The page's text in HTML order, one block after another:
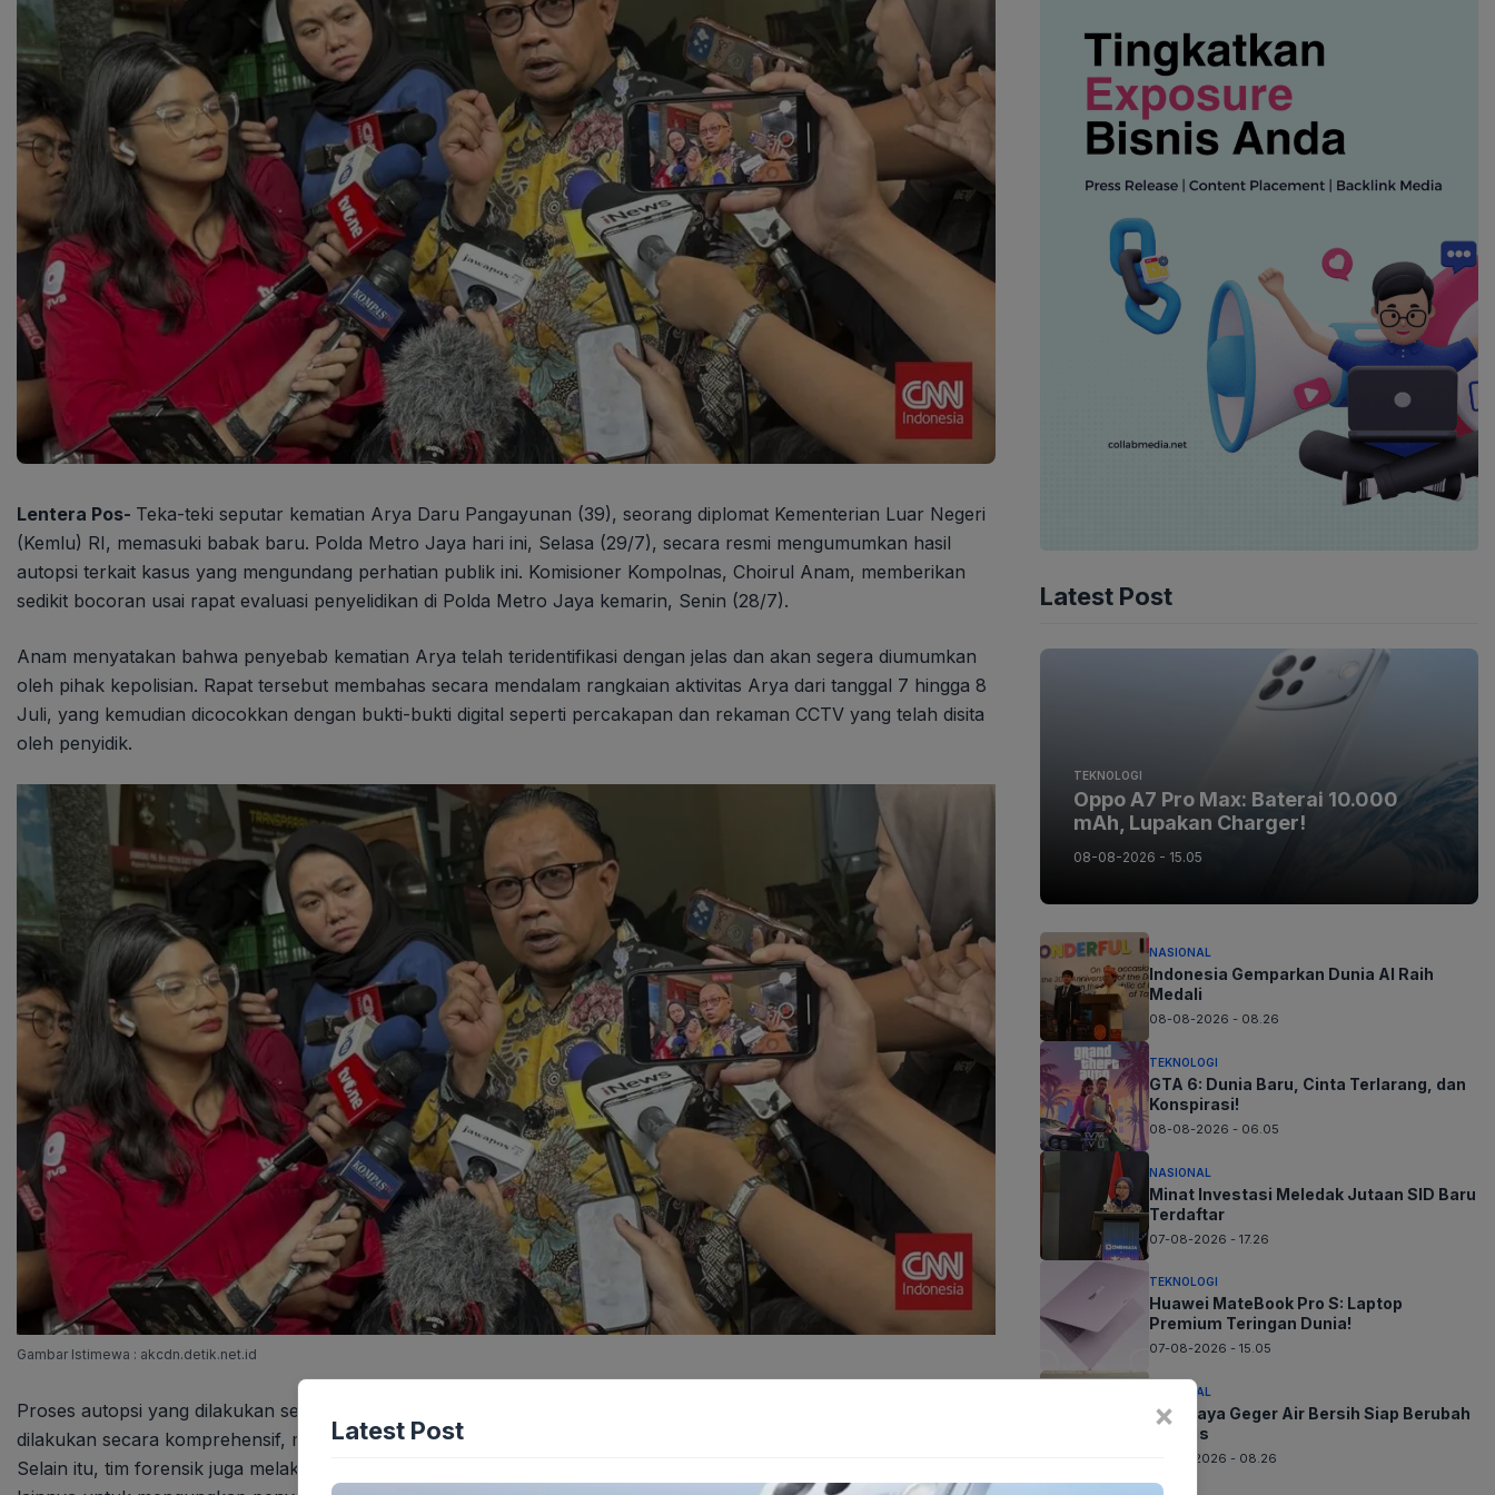
Lentera Pos- Teka-teki seputar kematian Arya Daru Pangayunan (39), seorang diplomat Kementerian Luar Negeri
(Kemlu) RI, memasuki babak baru. Polda Metro Jaya hari ini, Selasa (29/7), secara resmi mengumumkan hasil
autopsi terkait kasus yang mengundang perhatian publik ini. Komisioner Kompolnas, Choirul Anam, memberikan
sedikit bocoran usai rapat evaluasi penyelidikan di Polda Metro Jaya kemarin, Senin (28/7).
Anam menyatakan bahwa penyebab kematian Arya telah teridentifikasi dengan jelas dan akan segera diumumkan
oleh pihak kepolisian. Rapat tersebut membahas secara mendalam rangkaian aktivitas Arya dari tanggal 7 hingga 8
Juli, yang kemudian dicocokkan dengan bukti-bukti digital seperti percakapan dan rekaman CCTV yang telah disita
oleh penyidik.
Gambar Istimewa : akcdn.detik.net.id
Proses autopsi yang dilakukan secara detail juga menjadi fokus pembahasan. Anam menjelaskan bahwa autopsi
dilakukan secara komprehensif, mulai dari pemeriksaan fisik luar hingga analisis mendalam terhadap organ dalam.
Selain itu, tim forensik juga melakukan analisis terhadap kandungan zat dalam tubuh Arya, serta pendekatan ilmiah
Latest Post
TEKNOLOGI
Oppo A7 Pro Max: Baterai 10.000
mAh, Lupakan Charger!
08-08-2026 - 15.05
NASIONAL
Indonesia Gemparkan Dunia AI Raih
Medali
08-08-2026 - 08.26
TEKNOLOGI
GTA 6: Dunia Baru, Cinta Terlarang, dan
Konspirasi!
08-08-2026 - 06.05
NASIONAL
Minat Investasi Meledak Jutaan SID Baru
Terdaftar
07-08-2026 - 17.26
TEKNOLOGI
Huawei MateBook Pro S: Laptop
Premium Teringan Dunia!
07-08-2026 - 15.05
NASIONAL
Surabaya Geger Air Bersih Siap Berubah
Drastis
07-08-2026 - 08.26
×
Latest Post